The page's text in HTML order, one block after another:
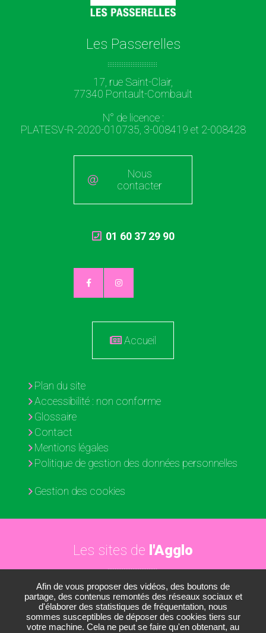
Afin de vous proposer des vidéos, des boutons de
partage, des contenus remontés des réseaux sociaux et
d'élaborer des statistiques de fréquentation, nous
sommes susceptibles de déposer des cookies tiers sur
votre machine. Cela ne peut se faire qu'en obtenant, au
Les Passerelles
17, rue Saint-Clair,
77340 Pontault-Combault
N° de licence :
PLATESV-R-2020-010735, 3-008419 et 2-008428
Nous
contacter
01 60 37 29 90
Accueil
Plan du site
Accessibilité : non conforme
Glossaire
Contact
Mentions légales
Politique de gestion des données personnelles
Gestion des cookies
Les sites de l'Agglo
Paris - Vallée de la Marne
Les médiathèques